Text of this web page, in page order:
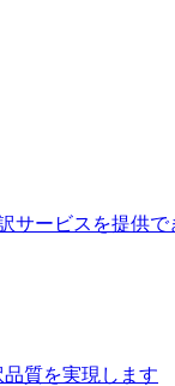
サービスを提供で
質を実現します